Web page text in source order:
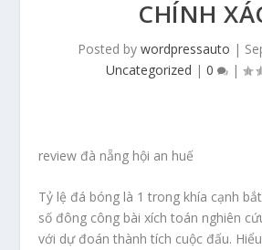
CHÍNH
Posted by wordpressauto |
Uncategorized | 0 |
review đà nẵng hội an huế
Tỷ lệ đá bóng là 1 trong khía cạnh
số đông công bài xích toán nghiên
với dự đoán thành tích cuộc đấu.